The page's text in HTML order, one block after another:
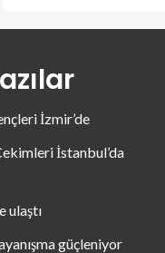
İzmir’de
İstanbul’da
ulaştı
güçleniyor